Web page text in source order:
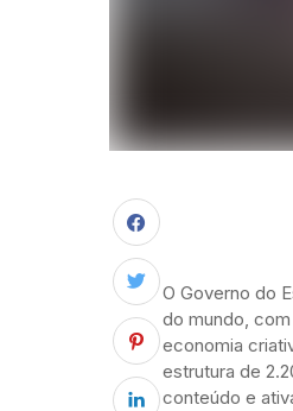
O Governo do
do mundo,
economia
estrutura de
conteúdo e